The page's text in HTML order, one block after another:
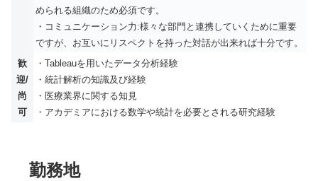
められる組織のため必須です。
・コミュニケーション力:様々な部門と連携していくために重要
ですが、お互いにリスペクトを持った対話が出来れば十分です。
歓
迎/
尚
可
・Tableauを用いたデータ分析経験
・統計解析の知識及び経験
・医療業界に関する知見
・アカデミアにおける数学や統計を必要とされる研究経験
勤務地